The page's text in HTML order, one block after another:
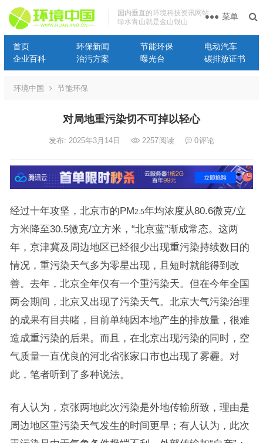
国内垂直的环境科技资讯网站
绿水青山就是金山银山
首页 环保新闻 节能环保
电动汽车
企业百科
治污方案 曝光台 碳排放证书
菜单
环境中国 节能环保
对局地重污染切不可掉以轻心
发布: 2025年3月14日 2257阅读 0评论
经过十年攻坚，北京市的PM2.5年均浓度从80.6微克/立
方米降至30.5微克/立方米，“北京蓝”渐成常态。这两
年，京津冀及周边地区已经很少出现重污染持续数日的
情况，重污染天气多为零星出现，且短时就能得到改
善。去年，北京全年仅有一个重污染天。但在今年全国
两会期间，北京又出现了污染天气。北京大气污染治理
的成果有目共睹，目前单纯因本地产生的排放量，很难
造成重污染的后果。而且，在北京出现污染的同时，空
气质量一直优良的河北省张家口市也出现了雾霾。对
此，笔者听到了多种说法。
有人认为，京张两地此次污染是外地传输所致，理由是
周边地区重污染天气发生的时间更早；有人认为，此次